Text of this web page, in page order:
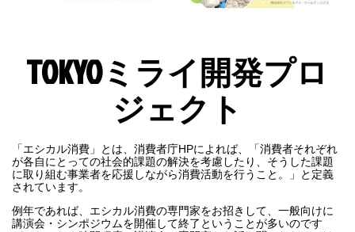
TOKYOミライ開発プロ
ジェクト
「エシカル消費」とは、消費者庁HPによれば、「消費者それぞれ
が各自にとっての社会的課題の解決を考慮したり、そうした課題
に取り組む事業者を応援しながら消費活動を行うこと。」と定義
されています。
例年であれば、エシカル消費の専門家をお招きして、一般向けに
講演会・シンポジウムを開催して終了ということが多いのです